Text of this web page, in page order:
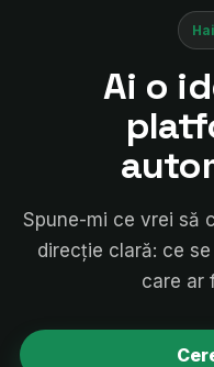
Ai o
Spune-mi ce vrei să
direcție clară: ce
care ar